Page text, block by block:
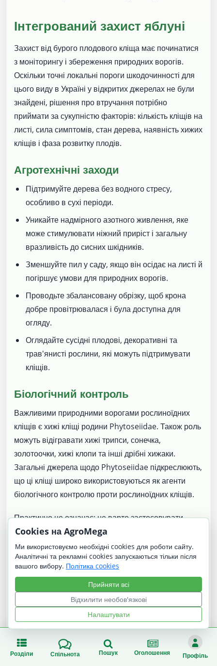
Інтегрований захист яблуні
Захист від бурого плодового кліща має починатися
з моніторингу і збереження природних ворогів.
Оскільки точні локальні пороги шкодочинності для
цього виду в Україні у відкритих джерелах не були
знайдені, рішення про втручання потрібно
приймати за сукупністю факторів: кількість кліщів на
листі, сила симптомів, стан дерева, наявність хижих
кліщів і фаза розвитку плодів.
Агротехнічні заходи
Підтримуйте дерева без водного стресу,
особливо в сухі періоди.
Уникайте надмірного азотного живлення, яке
може стимулювати ніжний приріст і загальну
вразливість до сисних шкідників.
Зменшуйте пил у саду, якщо він осідає на листі й
погіршує умови для природних ворогів.
Проводьте збалансовану обрізку, щоб крона
добре провітрювалася і була доступна для
огляду.
Оглядайте сусідні плодові, декоративні та
трав'янисті рослини, які можуть підтримувати
кліщів.
Біологічний контроль
Важливими природними ворогами рослиноїдних
кліщів є хижі кліщі родини Phytoseiidae. Також роль
можуть відігравати хижі трипси, сонечка,
золотоочки, хижі клопи та інші дрібні хижаки.
Загальні джерела щодо Phytoseiidae підкреслюють,
що ці кліщі широко використовуються як агенти
біологічного контролю проти рослиноїдних кліщів.
Практично це означає: не варто застосовувати
акарициди або інсектициди без потреби. Якщо
природні вороги присутні, а пошкодження помірне,
сад може самостійно стримати популяцію.
Хімічний і акарицидний захист
Якщо чисельність кліщів висока, листя швидко
бронзує, а природні вороги не стримують
популяцію, у професійному саду можуть
застосовувати акарициди або олійні препарати,
дозволені для конкретної культури. Проте звичайні
Розділи Спільнота Пошук Оголошення Профіль
Cookies на AgroMega
Ми використовуємо необхідні cookies для роботи сайту.
Аналітичні та рекламні cookies запускаються тільки після
вашого вибору. Політика cookies
Прийняти всі
Відхилити необов'язкові
Налаштувати